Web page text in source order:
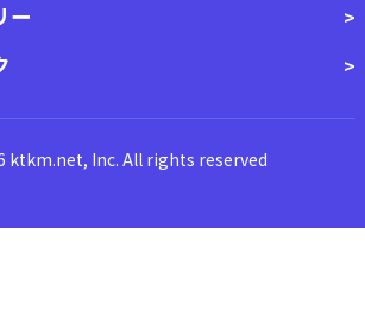
ー
ktkm.net, Inc. All rights reserved